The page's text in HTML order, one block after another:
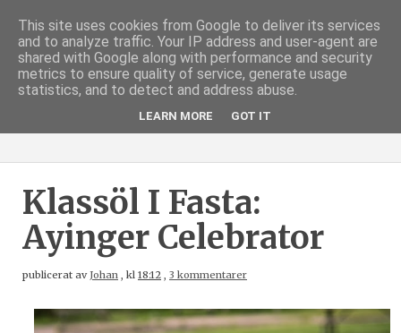
Klassöl I Fasta:
Ayinger Celebrator
publicerat avJohan , kl 18:12 , 3 kommentarer
This site uses cookies from Google to deliver its services
and to analyze traffic. Your IP address and user-agent are
shared with Google along with performance and security
metrics to ensure quality of service, generate usage
statistics, and to detect and address abuse.
LEARN MORE GOT IT